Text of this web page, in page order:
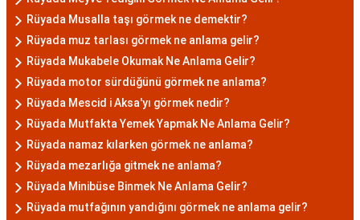
Rüyada Musalla taşı görmek ne demektir?
Rüyada muz tarlası görmek ne anlama gelir?
Rüyada Mukabele Okumak Ne Anlama Gelir?
Rüyada motor sürdüğünü görmek ne anlama?
Rüyada Mescid i Aksa'yı görmek nedir?
Rüyada Mutfakta Yemek Yapmak Ne Anlama Gelir?
Rüyada namaz kılarken görmek ne anlama?
Rüyada mezarlığa gitmek ne anlama?
Rüyada Minibüse Binmek Ne Anlama Gelir?
Rüyada mutfağının yandığını görmek ne anlama gelir?